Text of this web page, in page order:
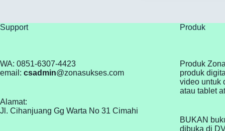
Support
WA: 0851-6307-4423
email: csadmin@zonasukses.com
Alamat:
Jl. Cihanjuang Gg Warta No 31 Cimahi
Produk
Produk
produk
video untuk
atau tablet
BUKAN
dibuka di